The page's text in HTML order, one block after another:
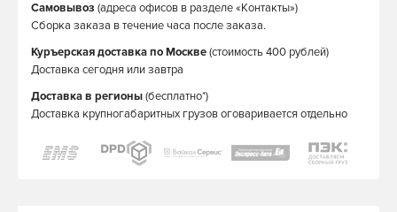
Самовывоз (адреса офисов в разделе «Контакты»)
Сборка заказа в течение часа после заказа.
Куръерская доставка по Москве(стоимость 400 рублей)
Доставка сегодня или завтра
Доставка в регионы(бесплатно*)
Доставка крупногабаритных грузов оговаривается отдельно